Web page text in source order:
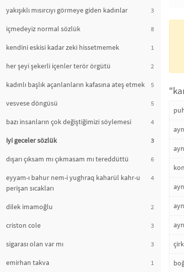
yakışıklı mısırcıyı görmeye giden kadınlar 3
içmedeyiz normal sözlük 8
kendini eskisi kadar zeki hissetmemek 1
her şeyi şekerli içenler terör örgütü 2
kadınlı başlık açanlanların kafasına ateş etmek 5
vesvese döngüsü 5
bazı insanların çok değiştiğimizi söylemesi 4
iyi geceler sözlük 3
dışarı çıksam mı çıkmasam mı tereddüttü 6
eyyam-ı bahur nem-i yughraq kaharül kahr-u
perişan sıcakları
4
dilek imamoğlu 2
criston cole 3
sigarası olan var mı 3
emirhan takva 1